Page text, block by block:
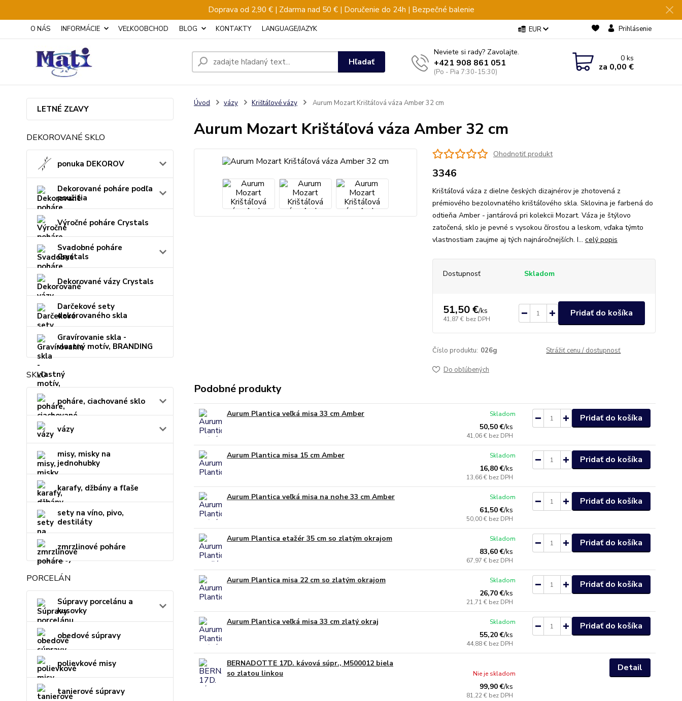
Doprava od 2,90 € | Zdarma nad 50 € | Doručenie do 24h | Bezpečné balenie
O NÁS INFORMÁCIE VEĽKOOBCHOD BLOG KONTAKTY LANGUAGE/JAZYK EUR Prihlásenie
Hľadať
Neviete si rady? Zavolajte.
+421 908 861 051
(Po - Pia 7:30-15:30)
0ks
za 0,00 €
LETNÉ ZĽAVY
DEKOROVANÉ SKLO
ponuka DEKOROV
Dekorované poháre podľa
použitia
Výročné poháre Crystals
Svadobné poháre
Crystals
Dekorované vázy Crystals
Darčekové sety
dekorovaného skla
Gravírovanie skla -
vlastný motív, BRANDING
SKLO
poháre, ciachované sklo
vázy
misy, misky na
jednohubky
karafy, džbány a fľaše
sety na víno, pivo,
destiláty
zmrzlinové poháre
PORCELÁN
Súpravy porcelánu a
kusovky
obedové súpravy
polievkové misy
tanierové súpravy
Úvod vázy Krištáľové vázy Aurum Mozart Krištáľová váza Amber 32 cm
Aurum Mozart Krištáľová váza Amber 32 cm
Ohodnotiť produkt
3346
Krištáľová váza z dielne českých dizajnérov je zhotovená z
prémiového bezolovnatého krištáľového skla. Sklovina je farbená do
odtieňa Amber - jantárová pri kolekcii Mozart. Váza je štýlovo
zatočená, sklo je pevné s vysokou čírosťou a leskom, vďaka týmto
vlastnostiam zaujme aj tých najnáročnejších. I... celý popis
Dostupnosť Skladom
51,50 €/ks
41,87 € bez DPH
Pridať do košíka
Číslo produktu: 026g Strážiť cenu / dostupnosť
Do obľúbených
Podobné produkty
Aurum Plantica veľká misa 33 cm Amber
50,50 €/ks
41,06 € bez DPH
Skladom Pridať do košíka
Aurum Plantica misa 15 cm Amber
16,80 €/ks
13,66 € bez DPH
Skladom Pridať do košíka
Aurum Plantica veľká misa na nohe 33 cm Amber
61,50 €/ks
50,00 € bez DPH
Skladom Pridať do košíka
Aurum Plantica etažér 35 cm so zlatým okrajom
83,60 €/ks
67,97 € bez DPH
Skladom Pridať do košíka
Aurum Plantica misa 22 cm so zlatým okrajom
26,70 €/ks
21,71 € bez DPH
Skladom Pridať do košíka
Aurum Plantica veľká misa 33 cm zlatý okraj
55,20 €/ks
44,88 € bez DPH
Skladom Pridať do košíka
BERNADOTTE 17D. kávová súpr., M500012 biela
so zlatou linkou
99,90 €/ks
81,22 € bez DPH
Nie je skladom
Detail